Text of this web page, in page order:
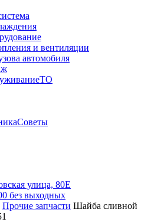
и вентиляции
автомобиля
ТО
Советы
улица, 80Е
без выходных
Прочие запчасти Шайба сливной